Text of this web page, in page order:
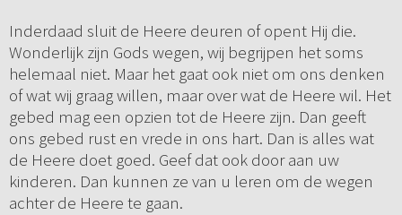
Inderdaad sluit de Heere deuren of opent Hij die.
Wonderlijk zijn Gods wegen, wij begrijpen het soms
helemaal niet. Maar het gaat ook niet om ons denken
of wat wij graag willen, maar over wat de Heere wil. Het
gebed mag een opzien tot de Heere zijn. Dan geeft
ons gebed rust en vrede in ons hart. Dan is alles wat
de Heere doet goed. Geef dat ook door aan uw
kinderen. Dan kunnen ze van u leren om de wegen
achter de Heere te gaan.